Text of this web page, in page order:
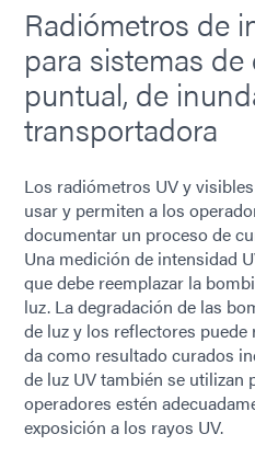
Radiómetros de
para sistemas
puntual, de
transportadora
Los radiómetros UV y
usar y permiten a los
documentar un proceso de
Una medición de intensidad
que debe reemplazar la
luz. La degradación de las
de luz y los reflectores
da como resultado curados
de luz UV también se utilizan
operadores estén
exposición a los rayos UV.